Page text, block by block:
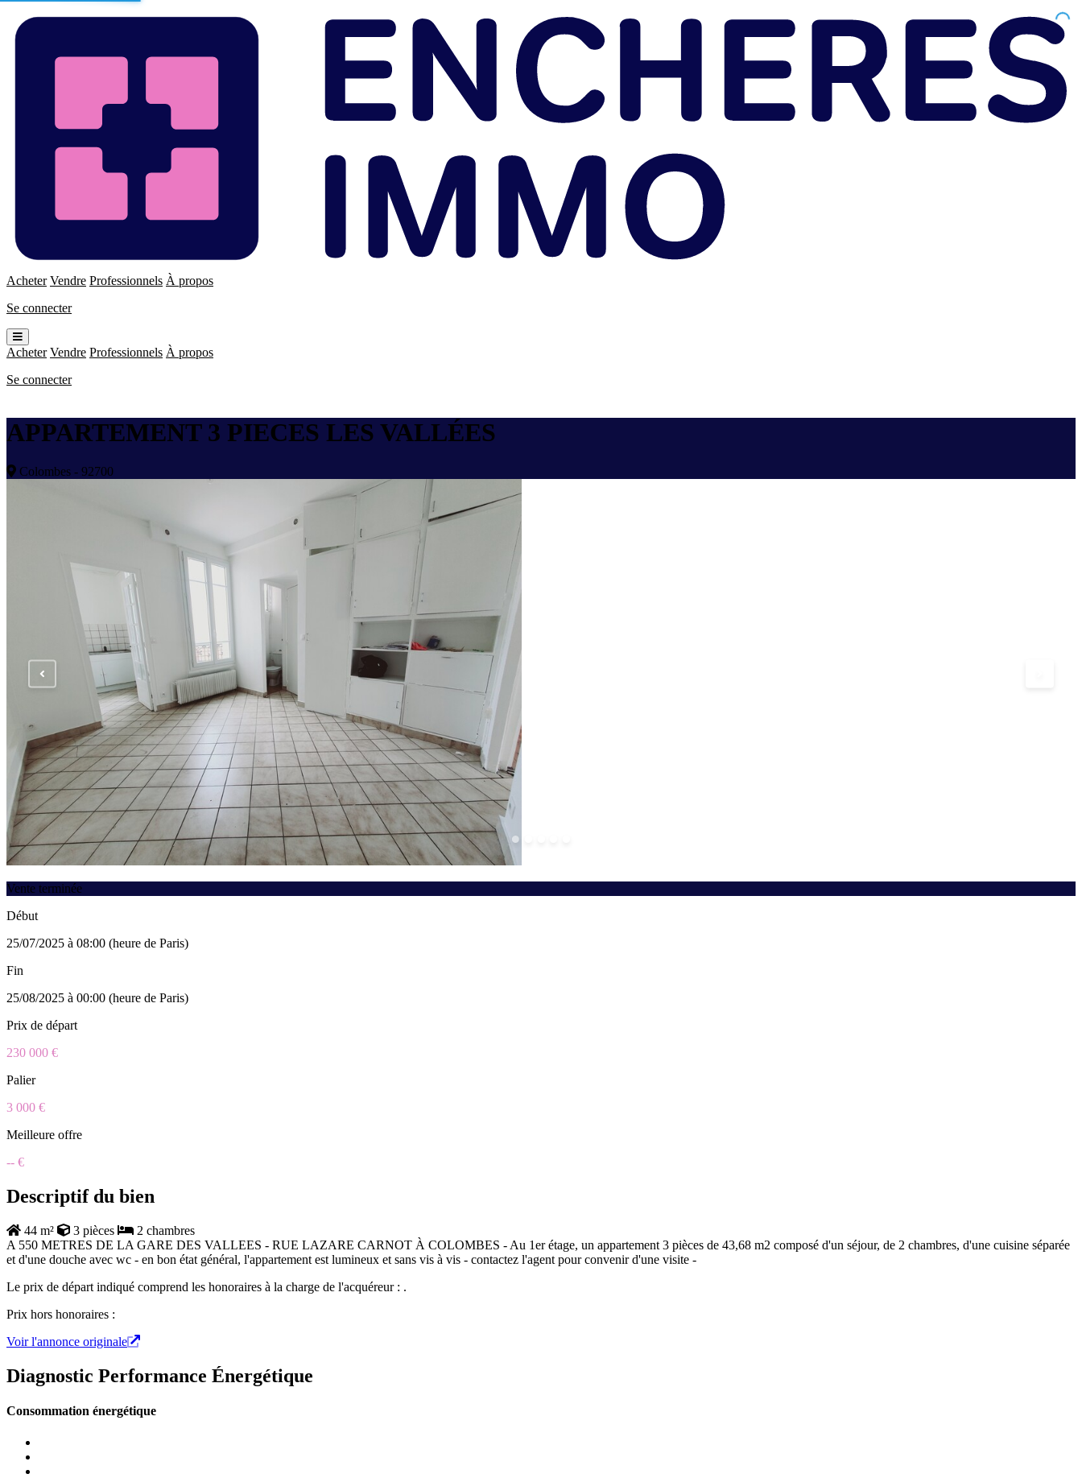
Immo
Acheter Vendre Professionnels À propos
Se connecter
Ouvrir
le
menu
Acheter Vendre Professionnels À propos
Se connecter
APPARTEMENT 3 PIECES LES VALLÉES
Colombes - 92700
Vente terminée
Début
25/07/2025 à 08:00 (heure de Paris)
Fin
25/08/2025 à 00:00 (heure de Paris)
Prix de départ
230 000 €
Palier
3 000 €
Meilleure offre
-- €
Descriptif du bien
44 m² 3 pièces
2 chambres
A 550 METRES DE LA GARE DES VALLEES - RUE LAZARE CARNOT À COLOMBES - Au 1er étage, un appartement 3 pièces de 43,68 m2 composé d'un séjour, de 2 chambres, d'une cuisine séparée
et d'une douche avec wc - en bon état général, l'appartement est lumineux et sans vis à vis - contactez l'agent pour convenir d'une visite -
Le prix de départ indiqué comprend les honoraires à la charge de l'acquéreur : .
Prix hors honoraires :
Voir l'annonce originale
Diagnostic Performance Énergétique
Consommation énergétique